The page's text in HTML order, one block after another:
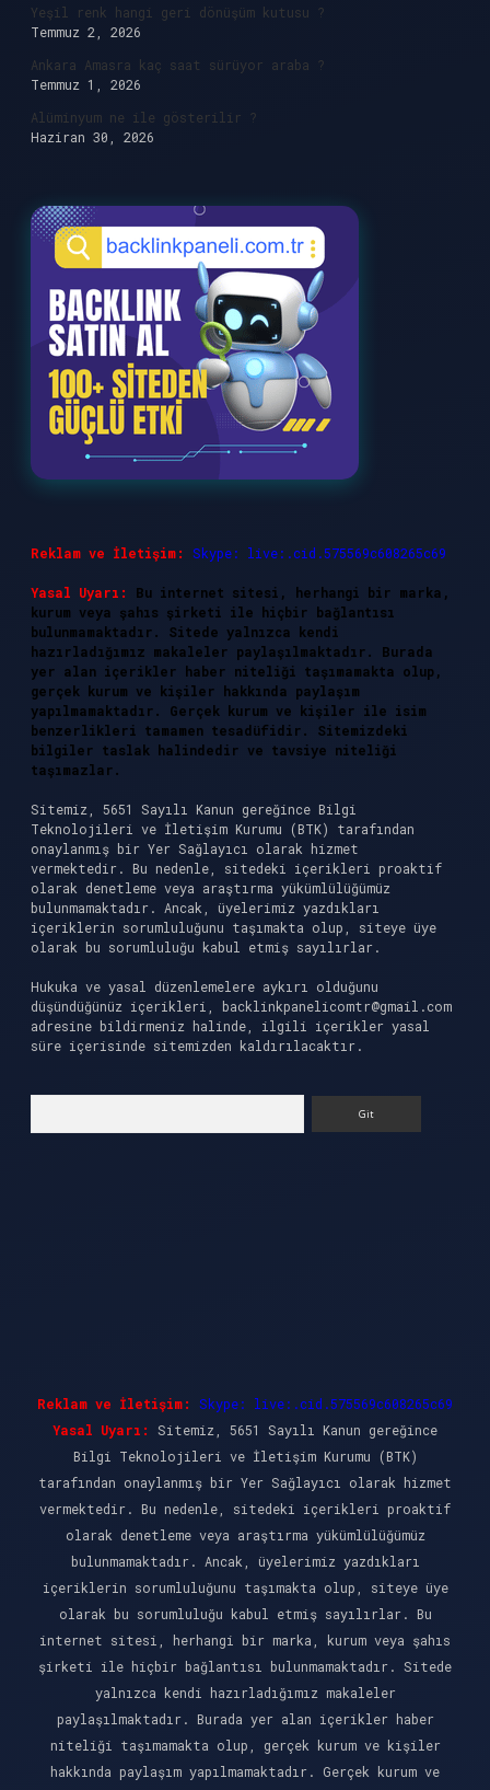
Yeşil renk hangi geri dönüşüm kutusu ?
Temmuz 2, 2026
Ankara Amasra kaç saat sürüyor araba ?
Temmuz 1, 2026
Alüminyum ne ile gösterilir ?
Haziran 30, 2026
Reklam ve İletişim: Skype: live:.cid.575569c608265c69
Yasal Uyarı:
Bu internet sitesi, herhangi bir marka,
kurum veya şahıs şirketi ile hiçbir bağlantısı
bulunmamaktadır. Sitede yalnızca kendi
hazırladığımız makaleler paylaşılmaktadır. Burada
yer alan içerikler haber niteliği taşımamakta olup,
gerçek kurum ve kişiler hakkında paylaşım
yapılmamaktadır. Gerçek kurum ve kişiler ile isim
benzerlikleri tamamen tesadüfidir. Sitemizdeki
bilgiler taslak halindedir ve tavsiye niteliği
taşımazlar.
Sitemiz, 5651 Sayılı Kanun gereğince Bilgi
Teknolojileri ve İletişim Kurumu (BTK) tarafından
onaylanmış bir Yer Sağlayıcı olarak hizmet
vermektedir. Bu nedenle, sitedeki içerikleri proaktif
olarak denetleme veya araştırma yükümlülüğümüz
bulunmamaktadır. Ancak, üyelerimiz yazdıkları
içeriklerin sorumluluğunu taşımakta olup, siteye üye
olarak bu sorumluluğu kabul etmiş sayılırlar.
Hukuka ve yasal düzenlemelere aykırı olduğunu
düşündüğünüz içerikleri, backlinkpanelicomtr@gmail.com
adresine bildirmeniz halinde, ilgili içerikler yasal
süre içerisinde sitemizden kaldırılacaktır.
Reklam ve İletişim:
Skype: live:.cid.575569c608265c69
Yasal Uyarı:
Sitemiz, 5651 Sayılı Kanun gereğince
Bilgi Teknolojileri ve İletişim Kurumu (BTK)
tarafından onaylanmış bir Yer Sağlayıcı olarak hizmet
vermektedir. Bu nedenle, sitedeki içerikleri proaktif
olarak denetleme veya araştırma yükümlülüğümüz
bulunmamaktadır. Ancak, üyelerimiz yazdıkları
içeriklerin sorumluluğunu taşımakta olup, siteye üye
olarak bu sorumluluğu kabul etmiş sayılırlar. Bu
internet sitesi, herhangi bir marka, kurum veya şahıs
şirketi ile hiçbir bağlantısı bulunmamaktadır. Sitede
yalnızca kendi hazırladığımız makaleler
paylaşılmaktadır. Burada yer alan içerikler haber
niteliği taşımamakta olup, gerçek kurum ve kişiler
hakkında paylaşım yapılmamaktadır. Gerçek kurum ve